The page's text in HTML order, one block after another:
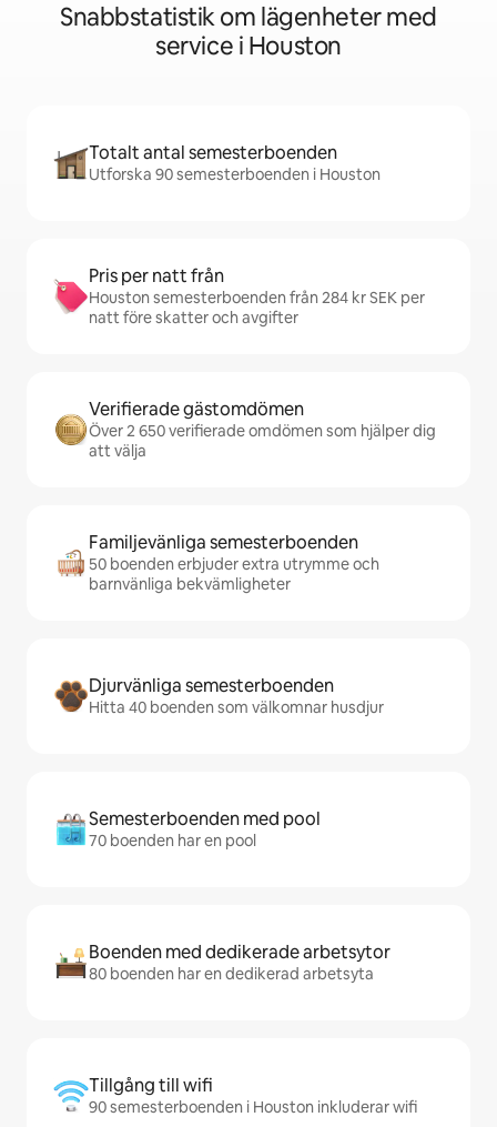
Snabbstatistik om lägenheter med
service i Houston
Totalt antal semesterboenden
Utforska 90 semesterboenden i Houston
Pris per natt från
Houston semesterboenden från 284 kr SEK per
natt före skatter och avgifter
Verifierade gästomdömen
Över 2 650 verifierade omdömen som hjälper dig
att välja
Familjevänliga semesterboenden
50 boenden erbjuder extra utrymme och
barnvänliga bekvämligheter
Djurvänliga semesterboenden
Hitta 40 boenden som välkomnar husdjur
Semesterboenden med pool
70 boenden har en pool
Boenden med dedikerade arbetsytor
80 boenden har en dedikerad arbetsyta
Tillgång till wifi
90 semesterboenden i Houston inkluderar wifi